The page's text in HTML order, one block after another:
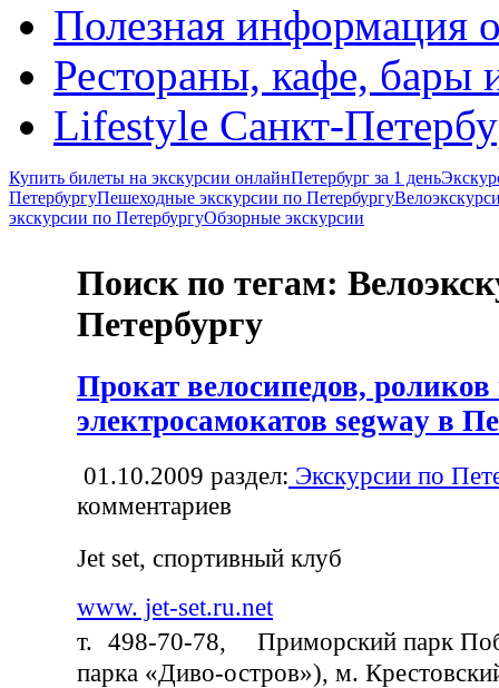
Полезная информация
Рестораны, кафе, бары
Lifestyle Санкт-
Купить билеты на экскурсии онлайнПетербург за 1 день
ПетербургуПешеходные экскурсии по Петербургу
экскурсии по ПетербургуОбзорные экскурсии
Поиск по тегам:
Петербургу
Прокат велосипедов, роликов
электросамокатов segway в
01.10.2009 раздел: Экскурсии по
комментариев
Jet set, спортивный клуб
www. jet-set.ru.net
т. 498-70-78, Приморский парк
парка «Диво-остров»), м.